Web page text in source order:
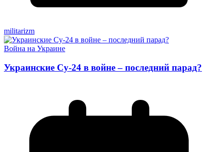
militarizm
Война на Украине
Украинские Су-24 в войне – последний парад?